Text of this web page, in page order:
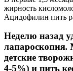
жирность
Ацидофилин пить
Неделю назад
лапароскопия.
детские
4-5%) и пить